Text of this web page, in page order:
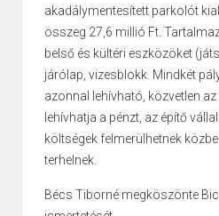
akadálymentesített parkolót
összeg 27,6 millió Ft.
belső és kültéri eszközöket
járólap, vizesblokk. Mindkét
azonnal lehívható, közvetlen
lehívhatja a pénzt, az építő
költségek felmerülhetnek
terhelnek.
Bécs Tiborné megköszönte